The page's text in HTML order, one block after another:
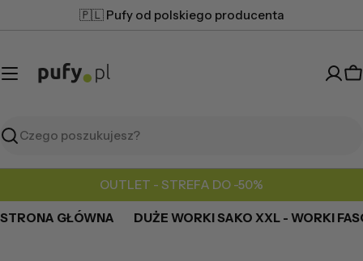
do
🇵🇱 Pufy od polskiego producenta
Szukaj
OUTLET - STREFA DO -50%
STRONA GŁÓWNA DUŻE WORKI SAKO XXL - WORKI